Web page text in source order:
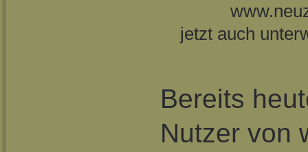
jetzt auch
Bereits
Nutzer von